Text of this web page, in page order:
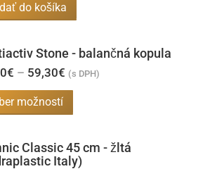
môžete
vybrať
na
do košíka
Stone - balančná kopula
€ – 59,30€ Price
(s DPH)
možností
produkt
viacero
Classic 45 cm - žltá
Italy)